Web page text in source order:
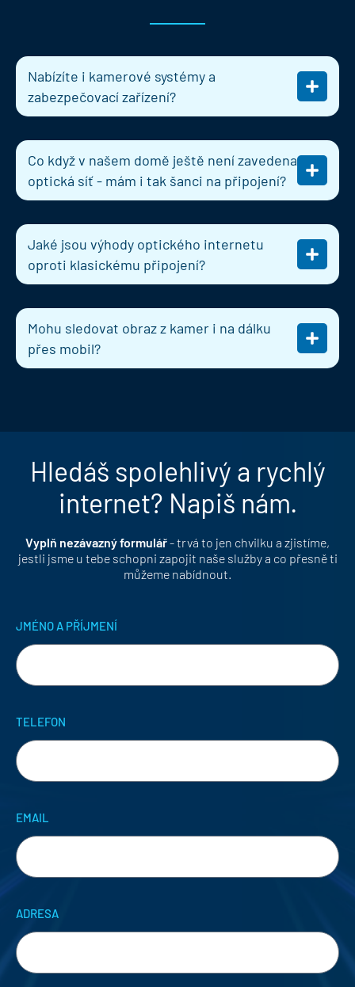
Nabízíte i kamerové systémy a
zabezpečovací zařízení?
Co když v našem domě ještě není zavedena
optická síť - mám i tak šanci na připojení?
Jaké jsou výhody optického internetu
oproti klasickému připojení?
Mohu sledovat obraz z kamer i na dálku
přes mobil?
Hledáš spolehlivý a rychlý
internet? Napiš nám.
Vyplň nezávazný formulář- trvá to jen chvilku a zjistíme,
jestli jsme u tebe schopni zapojit naše služby a co přesně ti
můžeme nabídnout.
JMÉNO A PŘÍJMENÍ
TELEFON
EMAIL
ADRESA